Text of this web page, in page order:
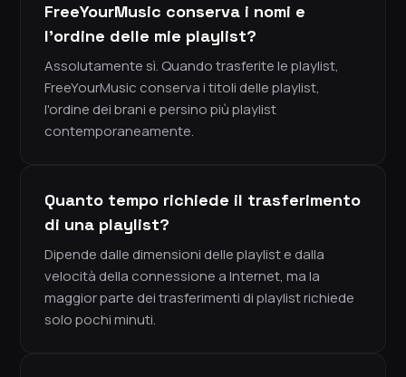
FreeYourMusic conserva i nomi e
l'ordine delle mie playlist?
Assolutamente sì. Quando trasferite le playlist,
FreeYourMusic conserva i titoli delle playlist,
l'ordine dei brani e persino più playlist
contemporaneamente.
Quanto tempo richiede il trasferimento
di una playlist?
Dipende dalle dimensioni delle playlist e dalla
velocità della connessione a Internet, ma la
maggior parte dei trasferimenti di playlist richiede
solo pochi minuti.